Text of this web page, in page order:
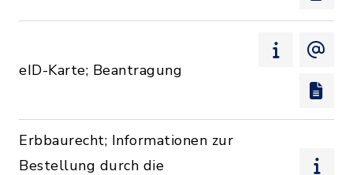
eID-Karte; Beantragung
Erbbaurecht; Informationen zur
Bestellung durch die